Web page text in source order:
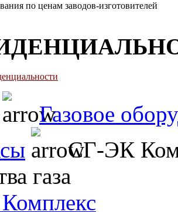
по ценам заводов-изготовителей
Газовое
СГ-ЭК
газа